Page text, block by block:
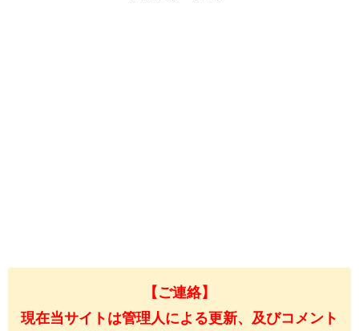
【ご連絡】
現在当サイトは管理人による更新、及びコメント